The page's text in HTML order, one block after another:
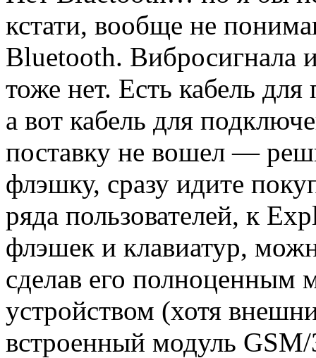
кстати, вообще не
Bluetooth. Вибросигнала
тоже нет. Есть кабель
а вот кабель для
поставку не вошел —
флэшку, сразу идите
ряда пользователей, к
флэшек и клавиатур,
сделав его полноценным
устройством (хотя
встроенный модуль